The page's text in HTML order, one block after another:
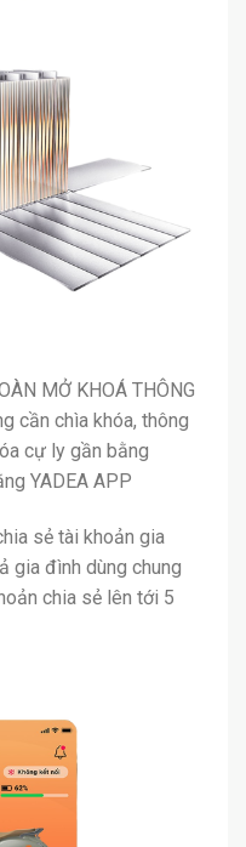
MỞ KHOÁ THÔNG
cần chìa khóa, thông
cự ly gần bằng
YADEA APP
sẻ tài khoản gia
gia đình dùng chung
chia sẻ lên tới 5